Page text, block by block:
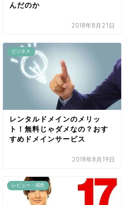
んだのか
2018年8月21日
ビジネス
レンタルドメインのメリッ
ト！無料じゃダメなの？おす
すめドメインサービス
2018年8月19日
レビュー・感想